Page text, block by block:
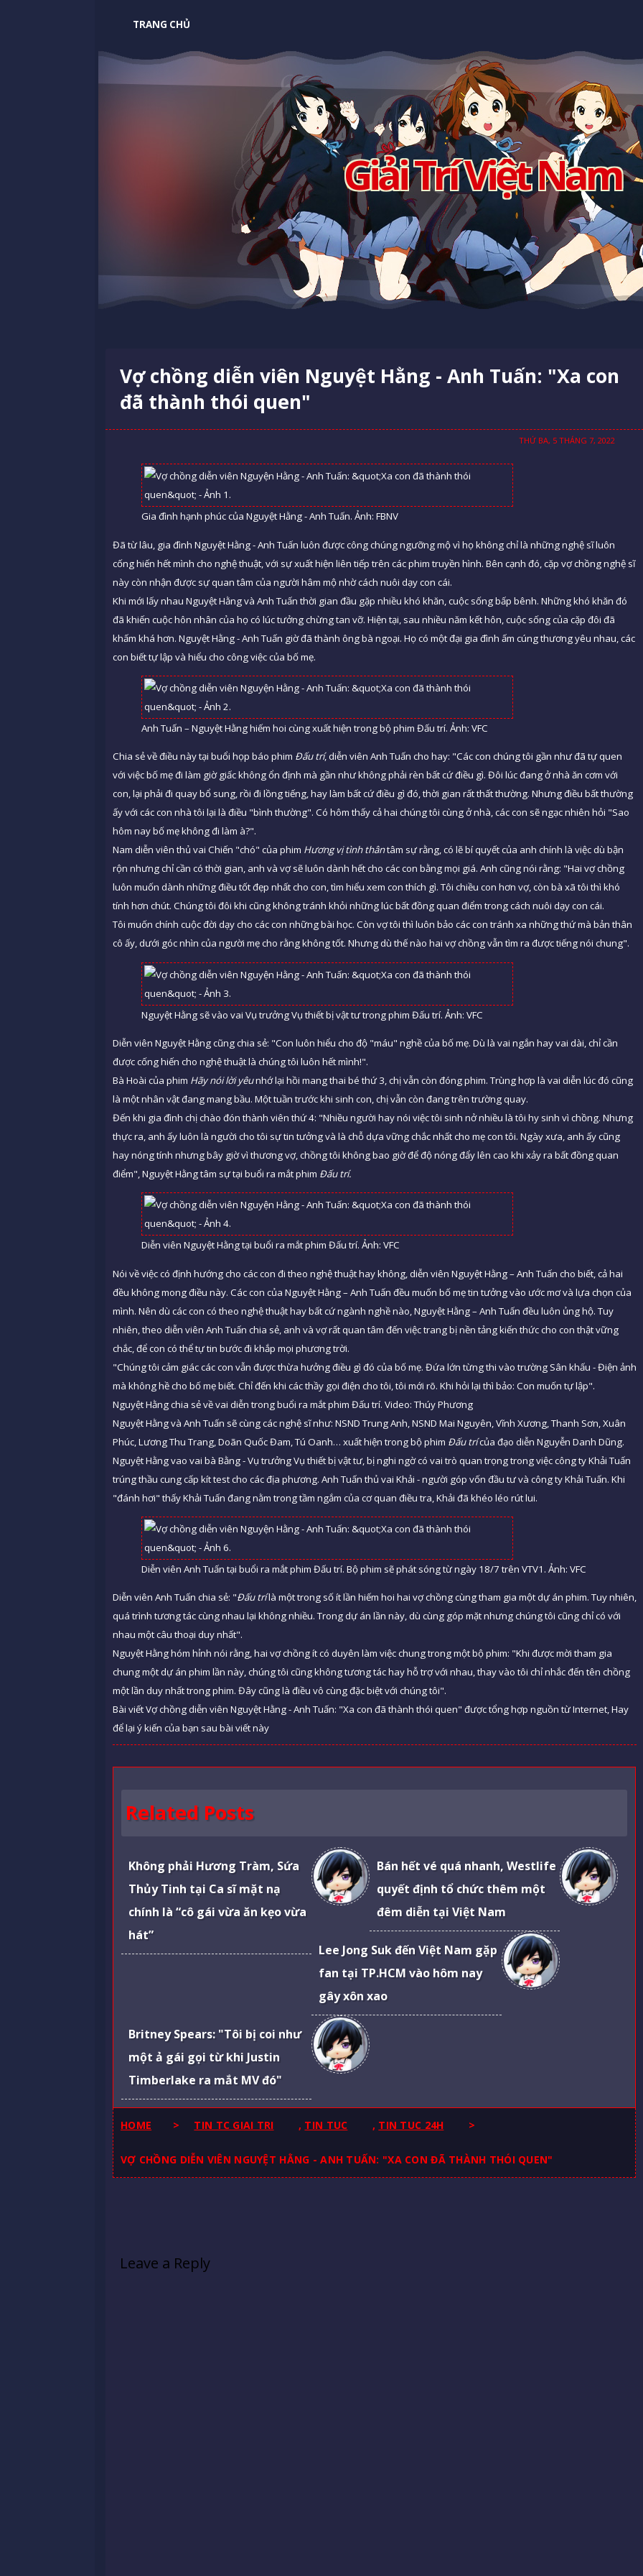
TRANG CHỦ
Giải Trí Việt Nam
Vợ chồng diễn viên Nguyệt Hằng - Anh Tuấn: "Xa con
đã thành thói quen"
THỨ BA, 5 THÁNG 7, 2022
Gia đình hạnh phúc của Nguyệt Hằng - Anh Tuấn. Ảnh: FBNV
Đã từ lâu, gia đình Nguyệt Hằng - Anh Tuấn luôn được công chúng ngưỡng mộ vì họ không chỉ là những nghệ sĩ luôn
cống hiến hết mình cho nghệ thuật, với sự xuất hiện liên tiếp trên các phim truyền hình. Bên cạnh đó, cặp vợ chồng nghệ sĩ
này còn nhận được sự quan tâm của người hâm mộ nhờ cách nuôi dạy con cái.
Khi mới lấy nhau Nguyệt Hằng và Anh Tuấn thời gian đầu gặp nhiều khó khăn, cuộc sống bấp bênh. Những khó khăn đó
đã khiến cuộc hôn nhân của họ có lúc tưởng chừng tan vỡ. Hiện tại, sau nhiều năm kết hôn, cuộc sống của cặp đôi đã
khấm khá hơn. Nguyệt Hằng - Anh Tuấn giờ đã thành ông bà ngoại. Họ có một đại gia đình ấm cúng thương yêu nhau, các
con biết tự lập và hiểu cho công việc của bố mẹ.
Anh Tuấn – Nguyệt Hằng hiếm hoi cùng xuất hiện trong bộ phim Đấu trí. Ảnh: VFC
Chia sẻ về điều này tại buổi họp báo phim Đấu trí, diễn viên Anh Tuấn cho hay: "Các con chúng tôi gần như đã tự quen
với việc bố mẹ đi làm giờ giấc không ổn định mà gần như không phải rèn bất cứ điều gì. Đôi lúc đang ở nhà ăn cơm với
con, lại phải đi quay bổ sung, rồi đi lồng tiếng, hay làm bất cứ điều gì đó, thời gian rất thất thường. Nhưng điều bất thường
ấy với các con nhà tôi lại là điều "bình thường". Có hôm thấy cả hai chúng tôi cùng ở nhà, các con sẽ ngạc nhiên hỏi "Sao
hôm nay bố mẹ không đi làm à?".
Nam diễn viên thủ vai Chiến "chó" của phim Hương vị tình thântâm sự rằng, có lẽ bí quyết của anh chính là việc dù bận
rộn nhưng chỉ cần có thời gian, anh và vợ sẽ luôn dành hết cho các con bằng mọi giá. Anh cũng nói rằng: "Hai vợ chồng
luôn muốn dành những điều tốt đẹp nhất cho con, tìm hiểu xem con thích gì. Tôi chiều con hơn vợ, còn bà xã tôi thì khó
tính hơn chút. Chúng tôi đôi khi cũng không tránh khỏi những lúc bất đồng quan điểm trong cách nuôi dạy con cái.
Tôi muốn chính cuộc đời dạy cho các con những bài học. Còn vợ tôi thì luôn bảo các con tránh xa những thứ mà bản thân
cô ấy, dưới góc nhìn của người mẹ cho rằng không tốt. Nhưng dù thế nào hai vợ chồng vẫn tìm ra được tiếng nói chung".
Nguyệt Hằng sẽ vào vai Vụ trưởng Vụ thiết bị vật tư trong phim Đấu trí. Ảnh: VFC
Diễn viên Nguyệt Hằng cũng chia sẻ: "Con luôn hiểu cho độ "máu" nghề của bố mẹ. Dù là vai ngắn hay vai dài, chỉ cần
được cống hiến cho nghệ thuật là chúng tôi luôn hết mình!".
Bà Hoài của phim Hãy nói lời yêunhớ lại hồi mang thai bé thứ 3, chị vẫn còn đóng phim. Trùng hợp là vai diễn lúc đó cũng
là một nhân vật đang mang bầu. Một tuần trước khi sinh con, chị vẫn còn đang trên trường quay.
Đến khi gia đình chị chào đón thành viên thứ 4: "Nhiều người hay nói việc tôi sinh nở nhiều là tôi hy sinh vì chồng. Nhưng
thực ra, anh ấy luôn là người cho tôi sự tin tưởng và là chỗ dựa vững chắc nhất cho mẹ con tôi. Ngày xưa, anh ấy cũng
hay nóng tính nhưng bây giờ vì thương vợ, chồng tôi không bao giờ để độ nóng đẩy lên cao khi xảy ra bất đồng quan
điểm", Nguyệt Hằng tâm sự tại buổi ra mắt phim Đấu trí.
Diễn viên Nguyệt Hằng tại buổi ra mắt phim Đấu trí. Ảnh: VFC
Nói về việc có định hướng cho các con đi theo nghệ thuật hay không, diễn viên Nguyệt Hằng – Anh Tuấn cho biết, cả hai
đều không mong điều này. Các con của Nguyệt Hằng – Anh Tuấn đều muốn bố mẹ tin tưởng vào ước mơ và lựa chọn của
mình. Nên dù các con có theo nghệ thuật hay bất cứ ngành nghề nào, Nguyệt Hằng – Anh Tuấn đều luôn ủng hộ. Tuy
nhiên, theo diễn viên Anh Tuấn chia sẻ, anh và vợ rất quan tâm đến việc trang bị nền tảng kiến thức cho con thật vững
chắc, để con có thể tự tin bước đi khắp mọi phương trời.
"Chúng tôi cảm giác các con vẫn được thừa hưởng điều gì đó của bố mẹ. Đứa lớn từng thi vào trường Sân khấu - Điện ảnh
mà không hề cho bố mẹ biết. Chỉ đến khi các thầy gọi điện cho tôi, tôi mới rõ. Khi hỏi lại thì bảo: Con muốn tự lập".
Nguyệt Hằng chia sẻ về vai diễn trong buổi ra mắt phim Đấu trí. Video: Thúy Phương
Nguyệt Hằng và Anh Tuấn sẽ cùng các nghệ sĩ như: NSND Trung Anh, NSND Mai Nguyên, Vĩnh Xương, Thanh Sơn, Xuân
Phúc, Lương Thu Trang, Doãn Quốc Đam, Tú Oanh… xuất hiện trong bộ phim Đấu trícủa đạo diễn Nguyễn Danh Dũng.
Nguyệt Hằng vao vai bà Bằng - Vụ trưởng Vụ thiết bị vật tư, bị nghi ngờ có vai trò quan trọng trong việc công ty Khải Tuấn
trúng thầu cung cấp kít test cho các địa phương. Anh Tuấn thủ vai Khải - người góp vốn đầu tư và công ty Khải Tuấn. Khi
"đánh hơi" thấy Khải Tuấn đang nằm trong tầm ngắm của cơ quan điều tra, Khải đã khéo léo rút lui.
Diễn viên Anh Tuấn tại buổi ra mắt phim Đấu trí. Bộ phim sẽ phát sóng từ ngày 18/7 trên VTV1. Ảnh: VFC
Diễn viên Anh Tuấn chia sẻ: "Đấu trílà một trong số ít lần hiếm hoi hai vợ chồng cùng tham gia một dự án phim. Tuy nhiên,
quá trình tương tác cùng nhau lại không nhiều. Trong dự án lần này, dù cùng góp mặt nhưng chúng tôi cũng chỉ có với
nhau một câu thoại duy nhất".
Nguyệt Hằng hóm hỉnh nói rằng, hai vợ chồng ít có duyên làm việc chung trong một bộ phim: "Khi được mời tham gia
chung một dự án phim lần này, chúng tôi cũng không tương tác hay hỗ trợ với nhau, thay vào tôi chỉ nhắc đến tên chồng
một lần duy nhất trong phim. Đây cũng là điều vô cùng đặc biệt với chúng tôi".
Bài viết Vợ chồng diễn viên Nguyệt Hằng - Anh Tuấn: "Xa con đã thành thói quen" được tổng hợp nguồn từ Internet, Hay
để lại ý kiến của bạn sau bài viết này
Related Posts
Không phải Hương Tràm, Sứa
Thủy Tinh tại Ca sĩ mặt nạ
chính là “cô gái vừa ăn kẹo vừa
hát”
Bán hết vé quá nhanh, Westlife
quyết định tổ chức thêm một
đêm diễn tại Việt Nam
Lee Jong Suk đến Việt Nam gặp
fan tại TP.HCM vào hôm nay
gây xôn xao
Britney Spears: "Tôi bị coi như
một ả gái gọi từ khi Justin
Timberlake ra mắt MV đó"
HOME > TIN TC GIAI TRI , TIN TUC , TIN TUC 24H >
VỢ CHỒNG DIỄN VIÊN NGUYỆT HẰNG - ANH TUẤN: "XA CON ĐÃ THÀNH THÓI QUEN"
Leave a Reply